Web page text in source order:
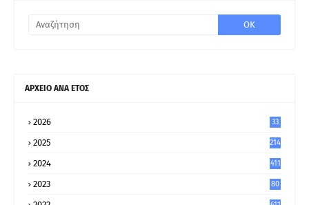
ΑΡΧΕΙΟ ΑΝΑ ΕΤΟΣ
2026 33
2025 214
2024 411
2023
80